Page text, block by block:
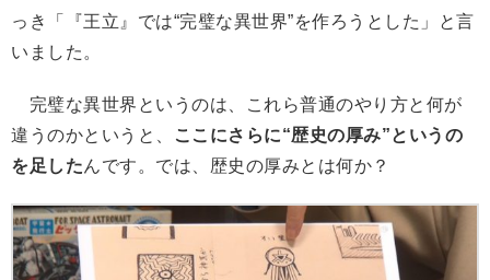
っき「『王立』では“完璧な異世界”を作ろうとした」と言
いました。
完璧な異世界というのは、これら普通のやり方と何が
違うのかというと、
ここにさらに“歴史の厚み”というの
を足したんです。では、歴史の厚みとは何か？